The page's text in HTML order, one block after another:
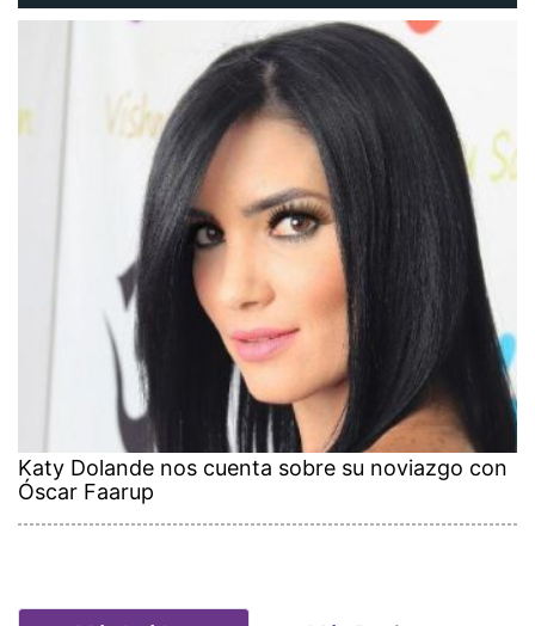
Katy Dolande nos cuenta sobre su noviazgo con
Óscar Faarup